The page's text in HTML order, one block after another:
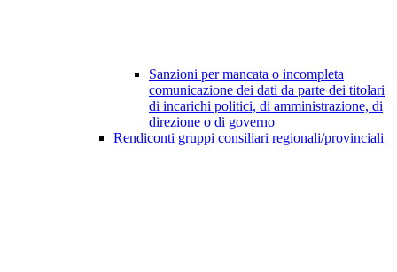
Sanzioni per mancata o incompleta
comunicazione dei dati da parte dei titolari
di incarichi politici, di amministrazione, di
direzione o di governo
Rendiconti gruppi consiliari regionali/provinciali